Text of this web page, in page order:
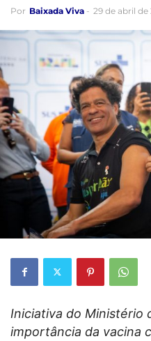
Por Baixada Viva - 29 de abril de
Iniciativa do Ministério
importância da vacina